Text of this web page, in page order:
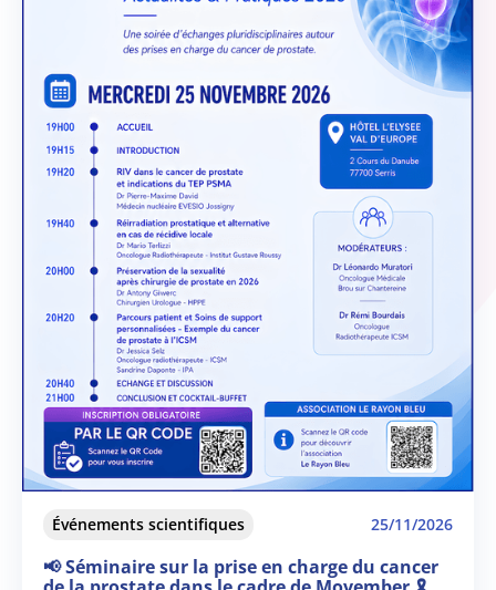
Événements scientifiques 25/11/2026
📢 Séminaire sur la prise en charge du cancer